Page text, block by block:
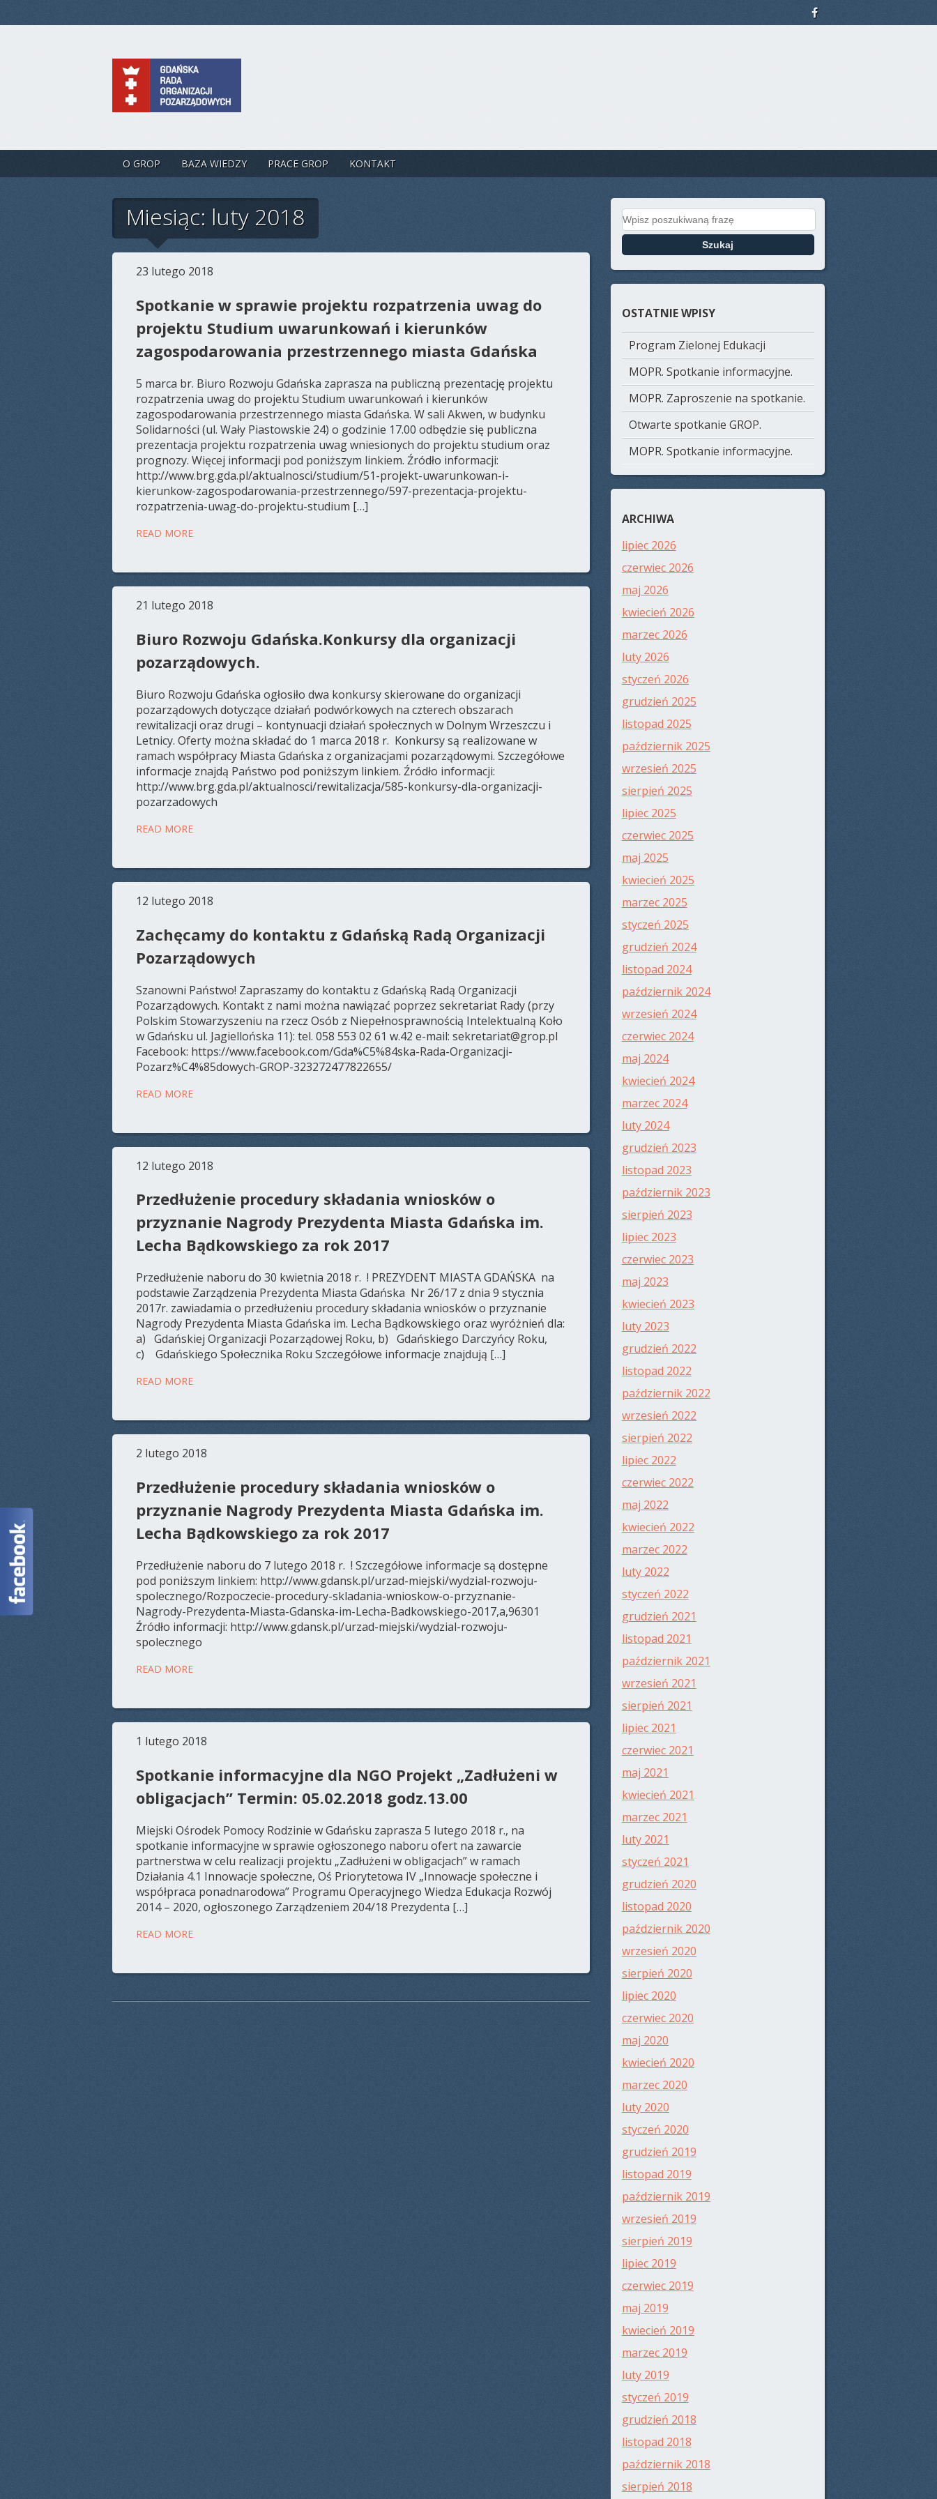
O GROP BAZA WIEDZY PRACE GROP KONTAKT
Miesiąc: luty 2018
23 lutego 2018
Spotkanie w sprawie projektu rozpatrzenia uwag do
projektu Studium uwarunkowań i kierunków
zagospodarowania przestrzennego miasta Gdańska
5 marca br. Biuro Rozwoju Gdańska zaprasza na publiczną prezentację projektu
rozpatrzenia uwag do projektu Studium uwarunkowań i kierunków
zagospodarowania przestrzennego miasta Gdańska. W sali Akwen, w budynku
Solidarności (ul. Wały Piastowskie 24) o godzinie 17.00 odbędzie się publiczna
prezentacja projektu rozpatrzenia uwag wniesionych do projektu studium oraz
prognozy. Więcej informacji pod poniższym linkiem. Źródło informacji:
http://www.brg.gda.pl/aktualnosci/studium/51-projekt-uwarunkowan-i-
kierunkow-zagospodarowania-przestrzennego/597-prezentacja-projektu-
rozpatrzenia-uwag-do-projektu-studium […]
READ MORE
21 lutego 2018
Biuro Rozwoju Gdańska.Konkursy dla organizacji
pozarządowych.
Biuro Rozwoju Gdańska ogłosiło dwa konkursy skierowane do organizacji
pozarządowych dotyczące działań podwórkowych na czterech obszarach
rewitalizacji oraz drugi – kontynuacji działań społecznych w Dolnym Wrzeszczu i
Letnicy. Oferty można składać do 1 marca 2018 r. Konkursy są realizowane w
ramach współpracy Miasta Gdańska z organizacjami pozarządowymi. Szczegółowe
informacje znajdą Państwo pod poniższym linkiem. Źródło informacji:
http://www.brg.gda.pl/aktualnosci/rewitalizacja/585-konkursy-dla-organizacji-
pozarzadowych
READ MORE
12 lutego 2018
Zachęcamy do kontaktu z Gdańską Radą Organizacji
Pozarządowych
Szanowni Państwo! Zapraszamy do kontaktu z Gdańską Radą Organizacji
Pozarządowych. Kontakt z nami można nawiązać poprzez sekretariat Rady (przy
Polskim Stowarzyszeniu na rzecz Osób z Niepełnosprawnością Intelektualną Koło
w Gdańsku ul. Jagiellońska 11): tel. 058 553 02 61 w.42 e-mail: sekretariat@grop.pl
Facebook: https://www.facebook.com/Gda%C5%84ska-Rada-Organizacji-
Pozarz%C4%85dowych-GROP-323272477822655/
READ MORE
12 lutego 2018
Przedłużenie procedury składania wniosków o
przyznanie Nagrody Prezydenta Miasta Gdańska im.
Lecha Bądkowskiego za rok 2017
Przedłużenie naboru do 30 kwietnia 2018 r. ! PREZYDENT MIASTA GDAŃSKA na
podstawie Zarządzenia Prezydenta Miasta Gdańska Nr 26/17 z dnia 9 stycznia
2017r. zawiadamia o przedłużeniu procedury składania wniosków o przyznanie
Nagrody Prezydenta Miasta Gdańska im. Lecha Bądkowskiego oraz wyróżnień dla:
a) Gdańskiej Organizacji Pozarządowej Roku, b) Gdańskiego Darczyńcy Roku,
c) Gdańskiego Społecznika Roku Szczegółowe informacje znajdują […]
READ MORE
2 lutego 2018
Przedłużenie procedury składania wniosków o
przyznanie Nagrody Prezydenta Miasta Gdańska im.
Lecha Bądkowskiego za rok 2017
Przedłużenie naboru do 7 lutego 2018 r. ! Szczegółowe informacje są dostępne
pod poniższym linkiem: http://www.gdansk.pl/urzad-miejski/wydzial-rozwoju-
spolecznego/Rozpoczecie-procedury-skladania-wnioskow-o-przyznanie-
Nagrody-Prezydenta-Miasta-Gdanska-im-Lecha-Badkowskiego-2017,a,96301
Źródło informacji: http://www.gdansk.pl/urzad-miejski/wydzial-rozwoju-
spolecznego
READ MORE
1 lutego 2018
Spotkanie informacyjne dla NGO Projekt „Zadłużeni w
obligacjach” Termin: 05.02.2018 godz.13.00
Miejski Ośrodek Pomocy Rodzinie w Gdańsku zaprasza 5 lutego 2018 r., na
spotkanie informacyjne w sprawie ogłoszonego naboru ofert na zawarcie
partnerstwa w celu realizacji projektu „Zadłużeni w obligacjach” w ramach
Działania 4.1 Innowacje społeczne, Oś Priorytetowa IV „Innowacje społeczne i
współpraca ponadnarodowa” Programu Operacyjnego Wiedza Edukacja Rozwój
2014 – 2020, ogłoszonego Zarządzeniem 204/18 Prezydenta […]
READ MORE
Search for:
OSTATNIE WPISY
Program Zielonej Edukacji
MOPR. Spotkanie informacyjne.
MOPR. Zaproszenie na spotkanie.
Otwarte spotkanie GROP.
MOPR. Spotkanie informacyjne.
ARCHIWA
lipiec 2026
czerwiec 2026
maj 2026
kwiecień 2026
marzec 2026
luty 2026
styczeń 2026
grudzień 2025
listopad 2025
październik 2025
wrzesień 2025
sierpień 2025
lipiec 2025
czerwiec 2025
maj 2025
kwiecień 2025
marzec 2025
styczeń 2025
grudzień 2024
listopad 2024
październik 2024
wrzesień 2024
czerwiec 2024
maj 2024
kwiecień 2024
marzec 2024
luty 2024
grudzień 2023
listopad 2023
październik 2023
sierpień 2023
lipiec 2023
czerwiec 2023
maj 2023
kwiecień 2023
luty 2023
grudzień 2022
listopad 2022
październik 2022
wrzesień 2022
sierpień 2022
lipiec 2022
czerwiec 2022
maj 2022
kwiecień 2022
marzec 2022
luty 2022
styczeń 2022
grudzień 2021
listopad 2021
październik 2021
wrzesień 2021
sierpień 2021
lipiec 2021
czerwiec 2021
maj 2021
kwiecień 2021
marzec 2021
luty 2021
styczeń 2021
grudzień 2020
listopad 2020
październik 2020
wrzesień 2020
sierpień 2020
lipiec 2020
czerwiec 2020
maj 2020
kwiecień 2020
marzec 2020
luty 2020
styczeń 2020
grudzień 2019
listopad 2019
październik 2019
wrzesień 2019
sierpień 2019
lipiec 2019
czerwiec 2019
maj 2019
kwiecień 2019
marzec 2019
luty 2019
styczeń 2019
grudzień 2018
listopad 2018
październik 2018
sierpień 2018